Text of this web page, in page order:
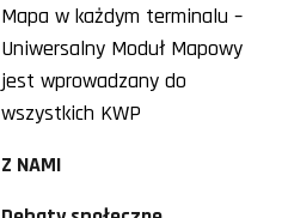
Mapa w każdym terminalu –
Uniwersalny Moduł Mapowy
jest wprowadzany do
wszystkich KWP
Z NAMI